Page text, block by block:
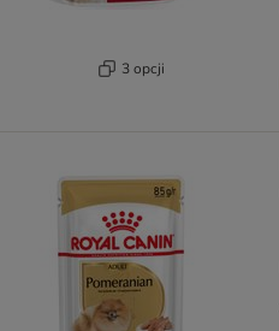
3 opcji